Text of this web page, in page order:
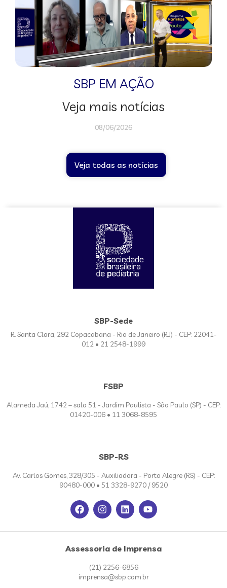
SBP EM AÇÃO
Veja mais notícias
08/06/2026
Veja todas as notícias
SBP-Sede
R. Santa Clara, 292 Copacabana - Rio de Janeiro (RJ) - CEP: 22041-
012 • 21 2548-1999
FSBP
Alameda Jaú, 1742 – sala 51 - Jardim Paulista - São Paulo (SP) - CEP:
01420-006 • 11 3068-8595
SBP-RS
Av. Carlos Gomes, 328/305 - Auxiliadora - Porto Alegre (RS) - CEP:
90480-000 • 51 3328-9270 / 9520
Assessoria de Imprensa
(21) 2256-6856
imprensa@sbp.com.br